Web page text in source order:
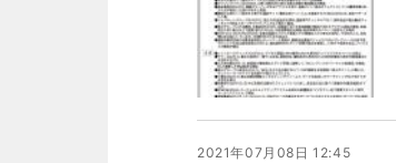
2021年07月08日 12:45